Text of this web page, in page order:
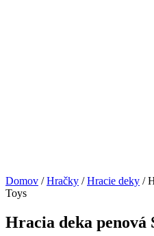
Domov /Hračky /Hracie deky /
Toys
Hracia deka penová